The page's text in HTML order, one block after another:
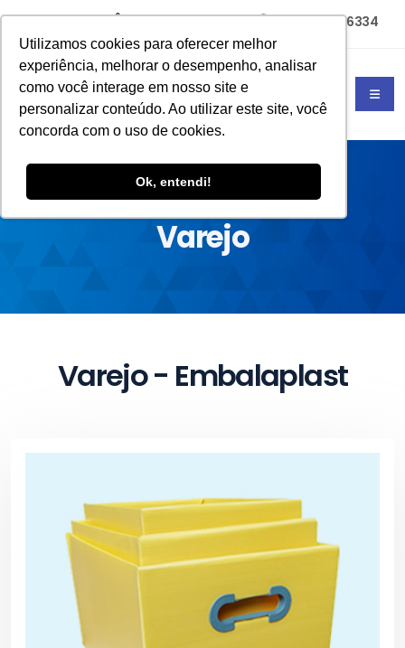
Utilizamos cookies para oferecer melhor
experiência, melhorar o desempenho, analisar
como você interage em nosso site e
personalizar conteúdo. Ao utilizar este site, você
concorda com o uso de cookies.
Ok, entendi!
(11) 94785-6334
Varejo
Varejo - Embalaplast